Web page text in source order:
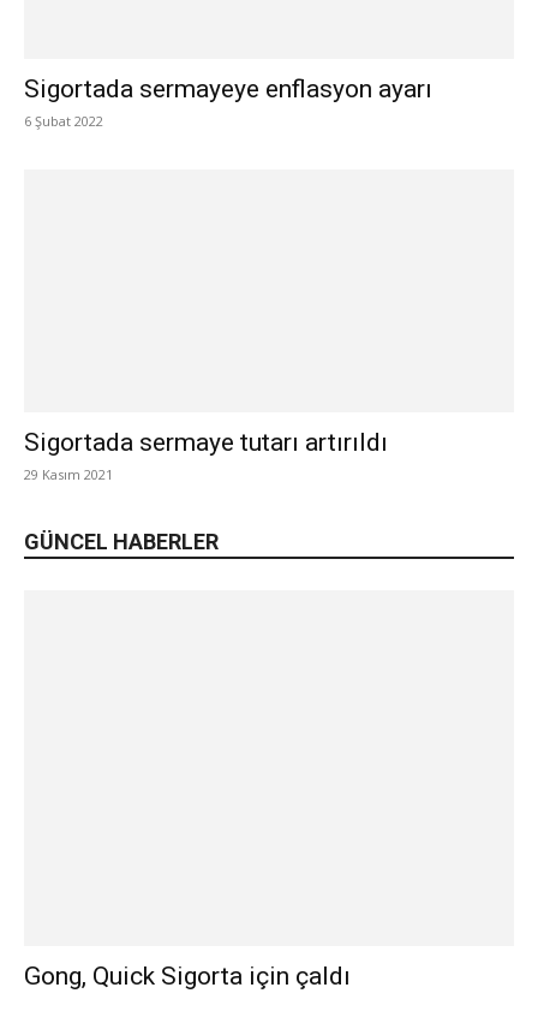
Sigortada sermayeye enflasyon ayarı
6 Şubat 2022
Sigortada sermaye tutarı artırıldı
29 Kasım 2021
GÜNCEL HABERLER
Gong, Quick Sigorta için çaldı